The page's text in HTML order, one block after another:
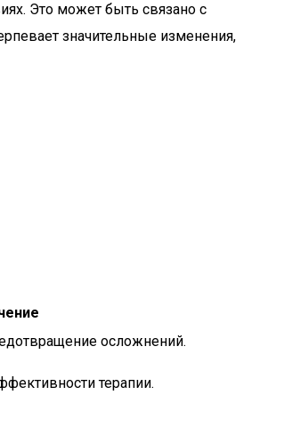
Это может быть связано с
значительные изменения,
осложнений.
терапии.